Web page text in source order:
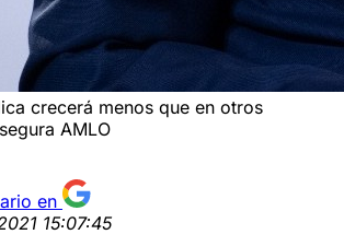
crecerá menos que en otros
AMLO
en
15:07:45